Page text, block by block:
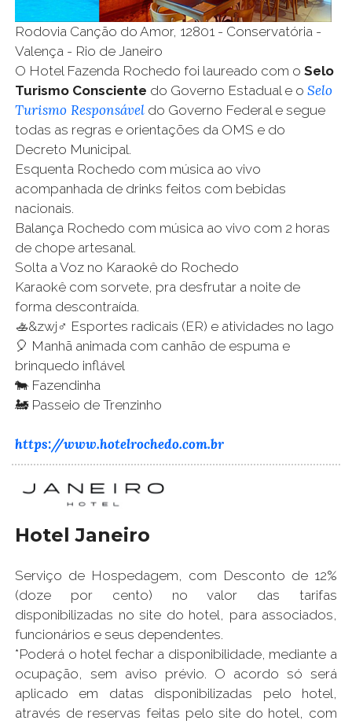
Rodovia Canção do Amor, 12801 - Conservatória -
Valença - Rio de Janeiro
O Hotel Fazenda Rochedo foi laureado com o Selo
Turismo Consciente do Governo Estadual e o Selo
Turismo Responsável do Governo Federal e segue
todas as regras e orientações da OMS e do
Decreto Municipal.
Esquenta Rochedo com música ao vivo
acompanhada de drinks feitos com bebidas
nacionais.
Balança Rochedo com música ao vivo com 2 horas
de chope artesanal.
Solta a Voz no Karaokê do Rochedo
Karaokê com sorvete, pra desfrutar a noite de
forma descontraída.
🚣&zwj♂️ Esportes radicais (ER) e atividades no lago
🎈 Manhã animada com canhão de espuma e
brinquedo inflável
🐄 Fazendinha
🚂 Passeio de Trenzinho
https://www.hotelrochedo.com.br
Hotel Janeiro
Serviço de Hospedagem, com Desconto de 12%
(doze por cento) no valor das tarifas
disponibilizadas no site do hotel, para associados,
funcionários e seus dependentes.
*Poderá o hotel fechar a disponibilidade, mediante a
ocupação, sem aviso prévio. O acordo só será
aplicado em datas disponibilizadas pelo hotel,
através de reservas feitas pelo site do hotel, com